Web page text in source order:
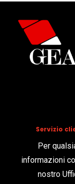
Servizio
Per
informazioni
nostro